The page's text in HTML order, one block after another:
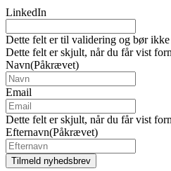
LinkedIn
Dette felt er til validering og bør
Dette felt er skjult, når du får vist
Navn(Påkrævet)
Email
Dette felt er skjult, når du får vist
Efternavn(Påkrævet)